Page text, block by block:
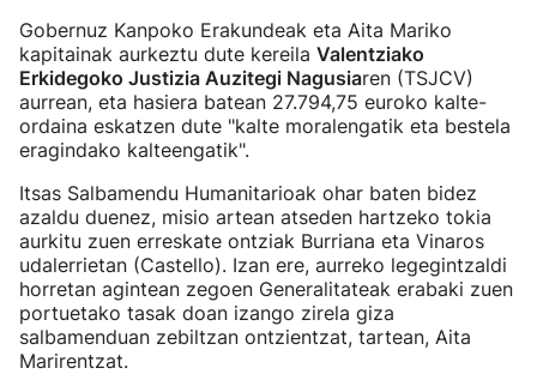
Gobernuz Kanpoko Erakundeak eta Aita Mariko
kapitainak aurkeztu dute kereila Valentziako
Erkidegoko Justizia Auzitegi Nagusiaren (TSJCV)
aurrean, eta hasiera batean 27.794,75 euroko kalte-
ordaina eskatzen dute "kalte moralengatik eta bestela
eragindako kalteengatik".
Itsas Salbamendu Humanitarioak ohar baten bidez
azaldu duenez, misio artean atseden hartzeko tokia
aurkitu zuen erreskate ontziak Burriana eta Vinaros
udalerrietan (Castello). Izan ere, aurreko legegintzaldi
horretan agintean zegoen Generalitateak erabaki zuen
portuetako tasak doan izango zirela giza
salbamenduan zebiltzan ontzientzat, tartean, Aita
Marirentzat.